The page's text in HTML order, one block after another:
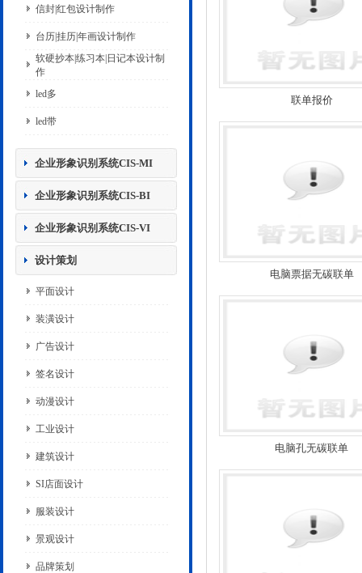
信封|红包设计制作
台历|挂历|年画设计制作
软硬抄本|练习本|日记本设计制
作
led多
led带
企业形象识别系统CIS-MI
企业形象识别系统CIS-BI
企业形象识别系统CIS-VI
设计策划
平面设计
装潢设计
广告设计
签名设计
动漫设计
工业设计
建筑设计
SI店面设计
服装设计
景观设计
品牌策划
联单报价
电脑票据无碳联单
电脑孔无碳联单